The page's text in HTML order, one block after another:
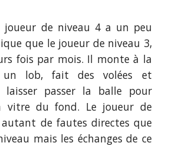
joueur de niveau 4 a un peu
que le joueur de niveau 3,
fois par mois. Il monte à la
un lob, fait des volées et
laisser passer la balle pour
vitre du fond. Le joueur de
de fautes directes que
mais les échanges de ce